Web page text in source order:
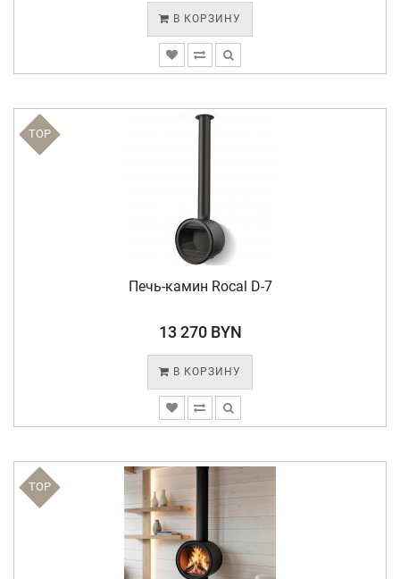
В КОРЗИНУ
TOP
Печь-камин Rocal D-7
13 270 BYN
В КОРЗИНУ
TOP